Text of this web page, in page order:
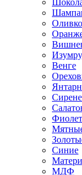
Венге
Синие
МДФ